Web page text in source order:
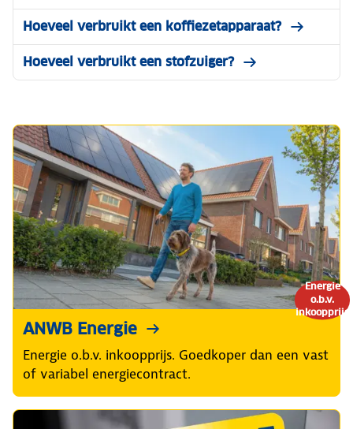
Hoeveel verbruikt een koffiezetapparaat?
Hoeveel verbruikt een stofzuiger?
Energie
o.b.v.
inkoopprijs
ANWB Energie
Energie o.b.v. inkoopprijs. Goedkoper dan een vast
of variabel energiecontract.